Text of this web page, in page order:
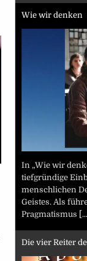
Wie wir denken
In „Wie wir
tiefgründige
menschlichen
Geistes. Als
Pragmatismus
Die vier Reiter